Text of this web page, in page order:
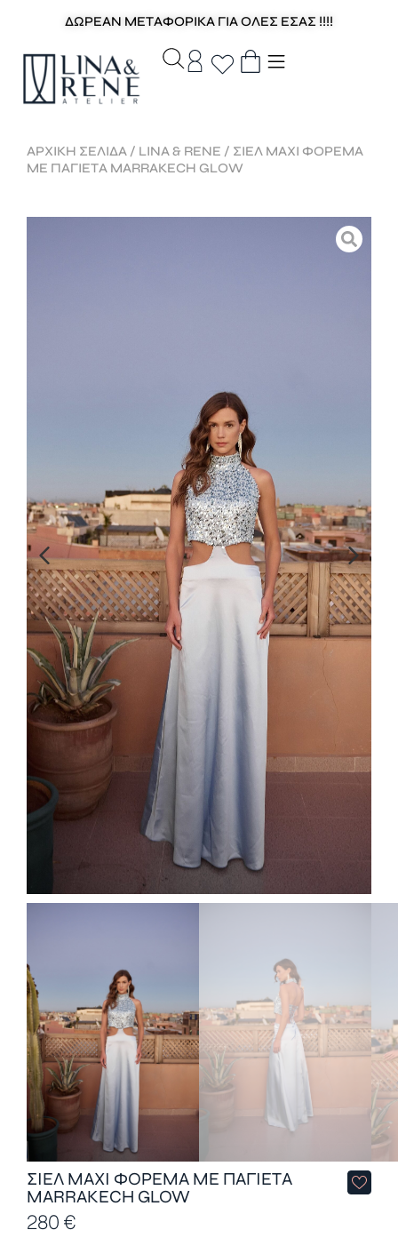
ΔΩΡΕΑΝ ΜΕΤΑΦΟΡΙΚΑ ΓΙΑ ΟΛΕΣ ΕΣΑΣ !!!!
ΑΡΧΙΚΉ ΣΕΛΊΔΑ / LINA & RENE / ΣΙΈΛ MAXI ΦΌΡΕΜΑ
ΜΕ ΠΑΓΙΈΤΑ MARRAKECH GLOW
ΣΙΈΛ MAXI ΦΌΡΕΜΑ ΜΕ ΠΑΓΙΈΤΑ
MARRAKECH GLOW
280€